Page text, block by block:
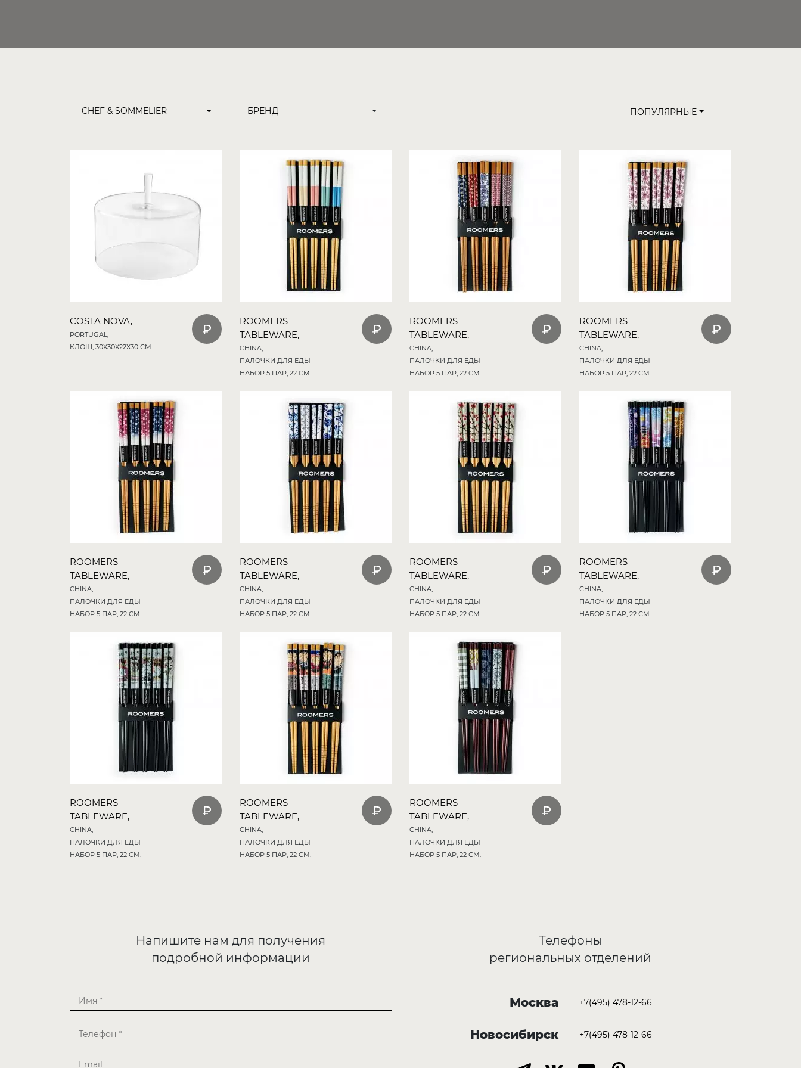
ПОПУЛЯРНЫЕ
CHEF & SOMMELIER
COSTA NOVA,
PORTUGAL,
КЛОШ, 30X30X22X30 СМ.
ROOMERS
TABLEWARE,
CHINA,
ПАЛОЧКИ ДЛЯ ЕДЫ
НАБОР 5 ПАР, 22 СМ.
ROOMERS
TABLEWARE,
CHINA,
ПАЛОЧКИ ДЛЯ ЕДЫ
НАБОР 5 ПАР, 22 СМ.
ROOMERS
TABLEWARE,
CHINA,
ПАЛОЧКИ ДЛЯ ЕДЫ
НАБОР 5 ПАР, 22 СМ.
ROOMERS
TABLEWARE,
CHINA,
ПАЛОЧКИ ДЛЯ ЕДЫ
НАБОР 5 ПАР, 22 СМ.
ROOMERS
TABLEWARE,
CHINA,
ПАЛОЧКИ ДЛЯ ЕДЫ
НАБОР 5 ПАР, 22 СМ.
ROOMERS
TABLEWARE,
CHINA,
ПАЛОЧКИ ДЛЯ ЕДЫ
НАБОР 5 ПАР, 22 СМ.
ROOMERS
TABLEWARE,
CHINA,
ПАЛОЧКИ ДЛЯ ЕДЫ
НАБОР 5 ПАР, 22 СМ.
ROOMERS
TABLEWARE,
CHINA,
ПАЛОЧКИ ДЛЯ ЕДЫ
НАБОР 5 ПАР, 22 СМ.
ROOMERS
TABLEWARE,
CHINA,
ПАЛОЧКИ ДЛЯ ЕДЫ
НАБОР 5 ПАР, 22 СМ.
ROOMERS
TABLEWARE,
CHINA,
ПАЛОЧКИ ДЛЯ ЕДЫ
НАБОР 5 ПАР, 22 СМ.
Напишите нам для получения
подробной информации
Телефоны
региональных отделений
Москва +7(495) 478-12-66
Новосибирск +7(495) 478-12-66